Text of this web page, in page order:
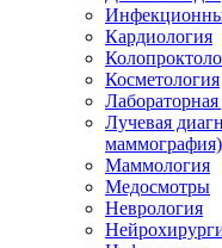
Кардиология
Косметология
Лучевая
маммография)
Маммология
Медосмотры
Неврология